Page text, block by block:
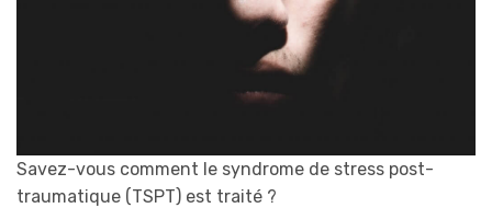
Savez-vous comment le syndrome de stress post-
traumatique (TSPT) est traité ?